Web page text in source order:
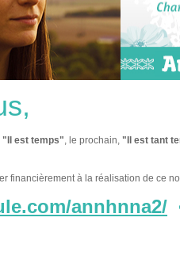
"Il est temps", le prochain, "Il est tant
financièrement à la réalisation de ce
annhnna2/